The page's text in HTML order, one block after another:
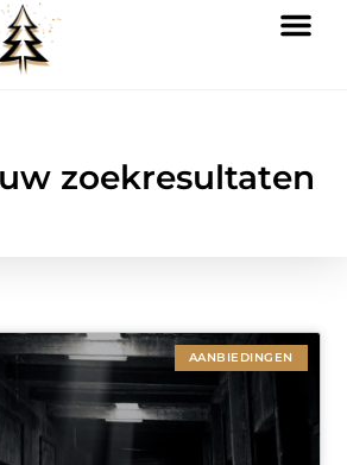
zoekresultaten
AANBIEDINGEN